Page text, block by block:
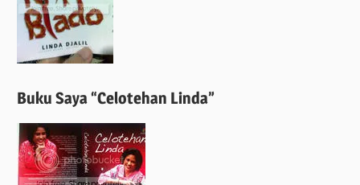
Buku Saya “Celotehan Linda”